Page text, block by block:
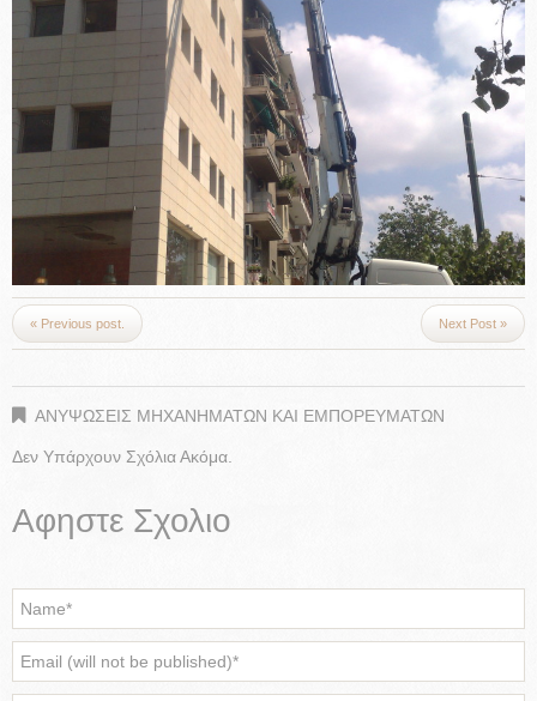
« Previous post. Next Post »
ΑΝΥΨΩΣΕΙΣ ΜΗΧΑΝΗΜΑΤΩΝ ΚΑΙ ΕΜΠΟΡΕΥΜΑΤΩΝ
Δεν Υπάρχουν Σχόλια Ακόμα.
Αφηστε Σχολιο